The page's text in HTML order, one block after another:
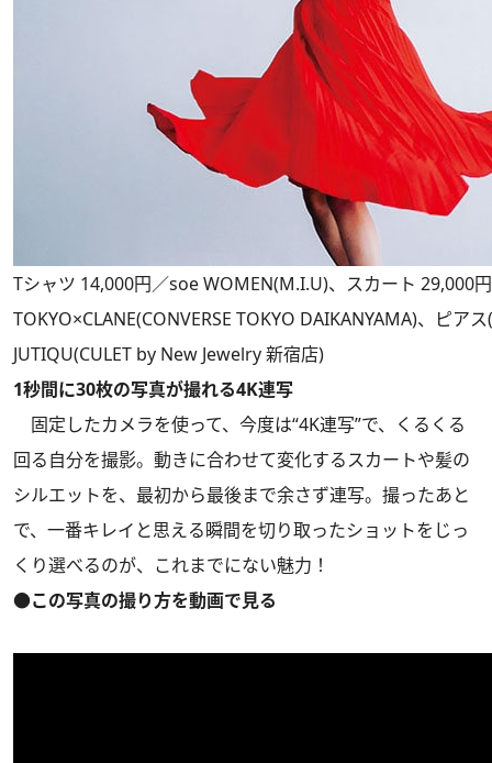
Tシャツ 14,000円／soe WOMEN(M.I.U)、スカート 29,000円
TOKYO×CLANE(CONVERSE TOKYO DAIKANYAMA)、ピア
JUTIQU(CULET by New Jewelry 新宿店)
1秒間に30枚の写真が撮れる4K連写
固定したカメラを使って、今度は“4K連写”で、くるくる
回る自分を撮影。動きに合わせて変化するスカートや髪の
シルエットを、最初から最後まで余さず連写。撮ったあと
で、一番キレイと思える瞬間を切り取ったショットをじっ
くり選べるのが、これまでにない魅力！
●この写真の撮り方を動画で見る